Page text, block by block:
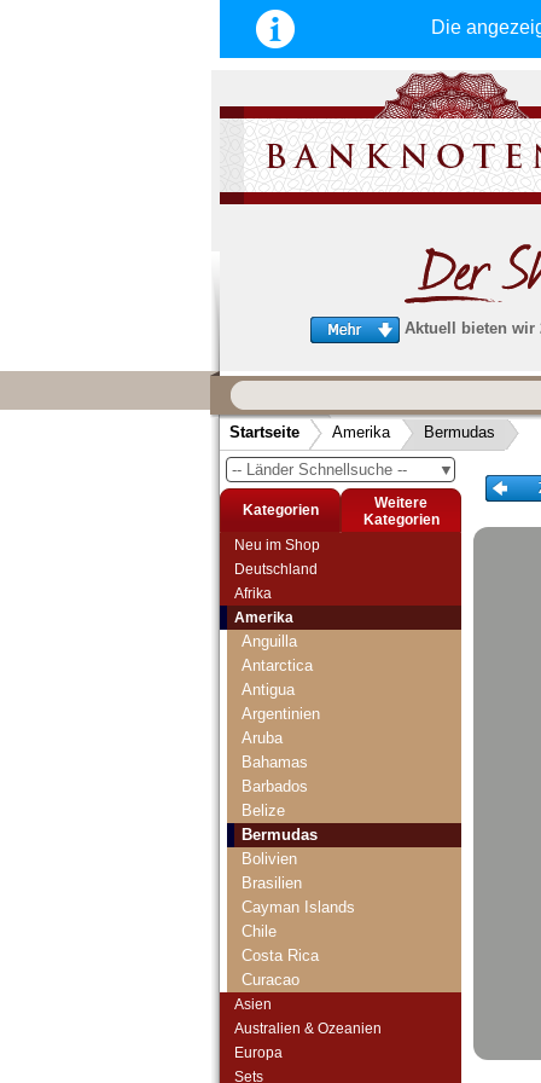
Die
Aktuell bieten wir
schnellen, sicheren und
Service
Schneller und sicherer Versand-
Bestellungen werktags bis 14:00 Uhr,
noch am selben Tag verschickt werden.
(Versand mit DHL oder Deutsche Post)
Startseite Amerika Bermudas
▼
-- Länder Schnellsuche --
Kategorien
Weitere
Kategorien
Neu im Shop
Deutschland
Afrika
Amerika
Anguilla
Antarctica
Antigua
Argentinien
Aruba
Bahamas
Barbados
Belize
Bermudas
Bolivien
Brasilien
Cayman Islands
Chile
Costa Rica
Curacao
Curacao & Sint Maarten
Dominica
Dominikanische Republik
Ecuador
Asien
Australien & Ozeanien
Europa
Sets